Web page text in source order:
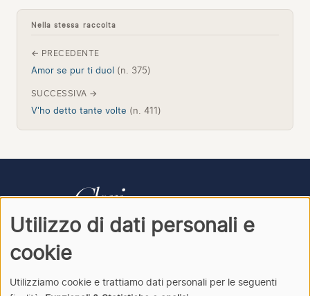
Nella stessa raccolta
← PRECEDENTE
Amor se pur ti duol (n. 375)
SUCCESSIVA →
V'ho detto tante volte (n. 411)
CONTATTI PRIVACY
Utilizzo di dati personali e
cookie
Utilizziamo cookie e trattiamo dati personali per le seguenti